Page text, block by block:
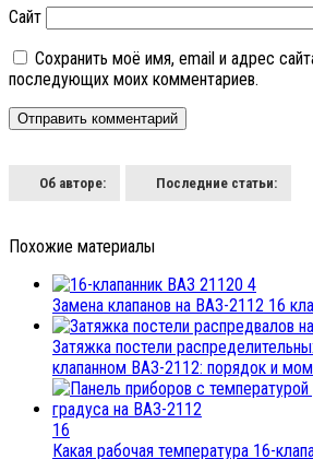
Сайт
Сохранить моё имя, email и адрес
последующих моих комментариев.
Об авторе: Последние статьи:
Похожие материалы
4
Замена клапанов на ВАЗ-2112 16
Затяжка постели
клапанном ВАЗ-2112: порядок и
16
Какая рабочая температура 16-